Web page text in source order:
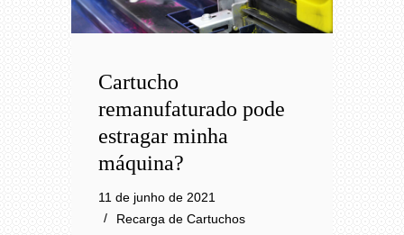
Cartucho
remanufaturado pode
estragar minha
máquina?
11 de junho de 2021
Recarga de Cartuchos